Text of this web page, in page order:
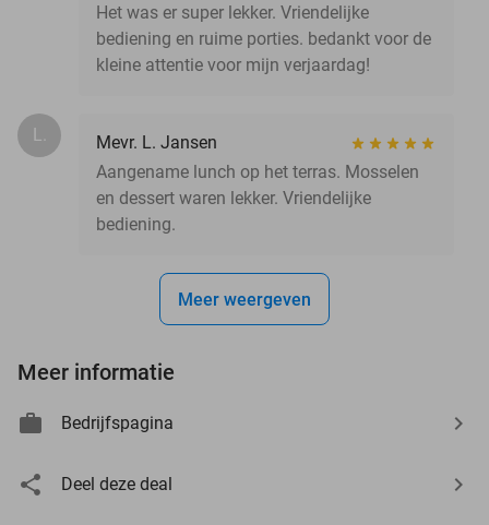
Het was er super lekker. Vriendelijke
bediening en ruime porties. bedankt voor de
kleine attentie voor mijn verjaardag!
L.
Mevr. L. Jansen
Aangename lunch op het terras. Mosselen
en dessert waren lekker. Vriendelijke
bediening.
Meer weergeven
Meer informatie
Bedrijfspagina
Deel deze deal